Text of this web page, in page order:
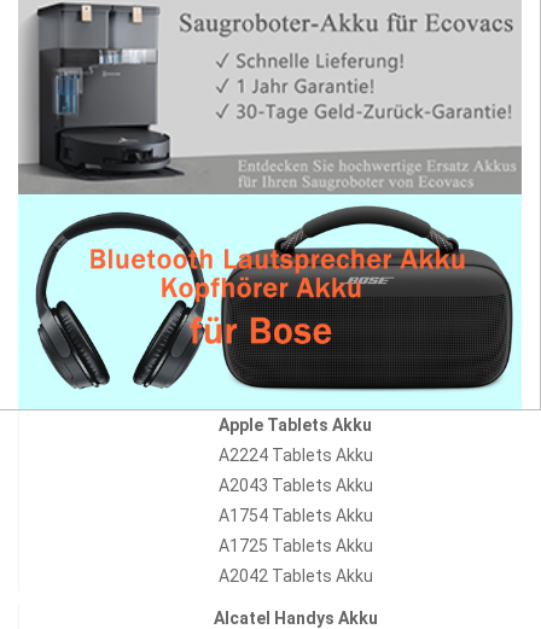
Apple Tablets Akku
A2224 Tablets Akku
A2043 Tablets Akku
A1754 Tablets Akku
A1725 Tablets Akku
A2042 Tablets Akku
Alcatel Handys Akku